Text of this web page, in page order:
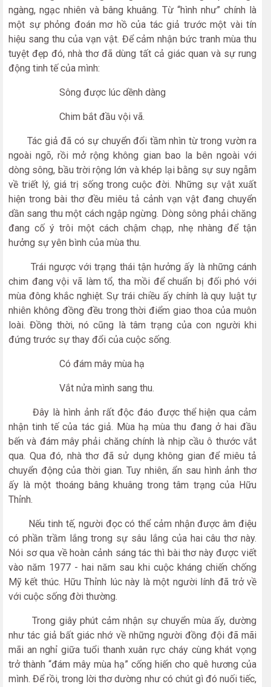
ngàng, ngạc nhiên và bâng khuâng. Từ “hình như” chính là
một sự phỏng đoán mơ hồ của tác giả trước một vài tín
hiệu sang thu của vạn vật. Để cảm nhận bức tranh mùa thu
tuyệt đẹp đó, nhà thơ đã dùng tất cả giác quan và sự rung
động tinh tế của mình:
Sông được lúc dềnh dàng
Chim bắt đầu vội vã.
Tác giả đã có sự chuyển đổi tầm nhìn từ trong vườn ra
ngoài ngõ, rồi mở rộng không gian bao la bên ngoài với
dòng sông, bầu trời rộng lớn và khép lại bằng sự suy ngẫm
về triết lý, giá trị sống trong cuộc đời. Những sự vật xuất
hiện trong bài thơ đều miêu tả cảnh vạn vật đang chuyển
dần sang thu một cách ngập ngừng. Dòng sông phải chăng
đang cố ý trôi một cách chậm chạp, nhẹ nhàng để tận
hưởng sự yên bình của mùa thu.
Trái ngược với trạng thái tận hưởng ấy là những cánh
chim đang vội vã làm tổ, tha mồi để chuẩn bị đối phó với
mùa đông khắc nghiệt. Sự trái chiều ấy chính là quy luật tự
nhiên không đồng đều trong thời điểm giao thoa của muôn
loài. Đồng thời, nó cũng là tâm trạng của con người khi
đứng trước sự thay đổi của cuộc sống.
Có đám mây mùa hạ
Vắt nửa mình sang thu.
Đây là hình ảnh rất độc đáo được thể hiện qua cảm
nhận tinh tế của tác giả. Mùa hạ mùa thu đang ở hai đầu
bến và đám mây phải chăng chính là nhịp cầu ô thước vắt
qua. Qua đó, nhà thơ đã sử dụng không gian để miêu tả
chuyển động của thời gian. Tuy nhiên, ẩn sau hình ảnh thơ
ấy là một thoáng bâng khuâng trong tâm trạng của Hữu
Thỉnh.
Nếu tinh tế, người đọc có thể cảm nhận được âm điệu
có phần trầm lắng trong sự sâu lắng của hai câu thơ này.
Nói sơ qua về hoàn cảnh sáng tác thì bài thơ này được viết
vào năm 1977 - hai năm sau khi cuộc kháng chiến chống
Mỹ kết thúc. Hữu Thỉnh lúc này là một người lính đã trở về
với cuộc sống đời thường.
Trong giây phút cảm nhận sự chuyển mùa ấy, dường
như tác giả bất giác nhớ về những người đồng đội đã mãi
mãi an nghỉ giữa tuổi thanh xuân rực cháy cùng khát vọng
trở thành “đám mây mùa hạ” cống hiến cho quê hương của
mình. Để rồi, trong lời thơ dường như có chút gì đó nuối tiếc,